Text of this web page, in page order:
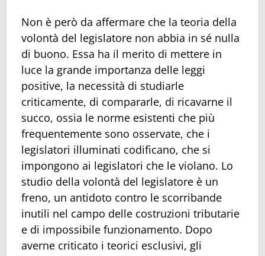
Non è però da affermare che la teoria della
volontà del legislatore non abbia in sé nulla
di buono. Essa ha il merito di mettere in
luce la grande importanza delle leggi
positive, la necessità di studiarle
criticamente, di compararle, di ricavarne il
succo, ossia le norme esistenti che più
frequentemente sono osservate, che i
legislatori illuminati codificano, che si
impongono ai legislatori che le violano. Lo
studio della volontà del legislatore è un
freno, un antidoto contro le scorribande
inutili nel campo delle costruzioni tributarie
e di impossibile funzionamento. Dopo
averne criticato i teorici esclusivi, gli